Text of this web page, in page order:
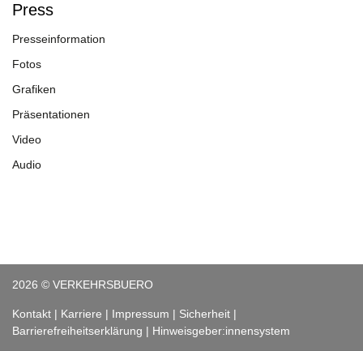
Press
Presseinformation
Fotos
Grafiken
Präsentationen
Video
Audio
2026 © VERKEHRSBUERO
Kontakt Karriere Impressum
Sicherheit
Barrierefreiheitserklärung
Hinweisgeber:innensystem